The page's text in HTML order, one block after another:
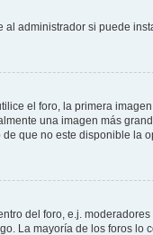
administrador si puede
el foro, la primera
una imagen más
que no este disponible la
del foro, e.j.
La mayoría de los foros lo